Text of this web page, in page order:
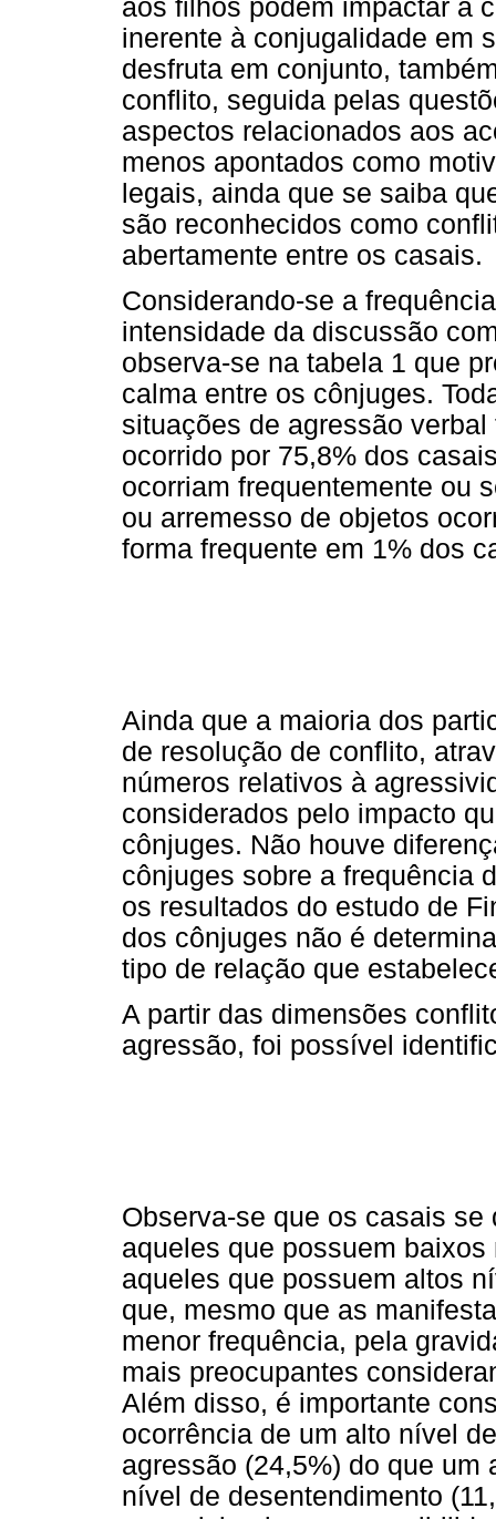
aos filhos podem impactar a
inerente à conjugalidade em
desfruta em conjunto,
conflito, seguida pelas
aspectos relacionados aos
menos apontados como
legais, ainda que se saiba
são reconhecidos como
abertamente entre os casais.
Considerando-se a
intensidade da discussão
observa-se na tabela 1 que
calma entre os cônjuges.
situações de agressão
ocorrido por 75,8% dos
ocorriam frequentemente ou
ou arremesso de objetos
forma frequente em 1% dos
Ainda que a maioria dos
de resolução de conflito,
números relativos à
considerados pelo impacto
cônjuges. Não houve
cônjuges sobre a frequência
os resultados do estudo de
dos cônjuges não é
tipo de relação que
A partir das dimensões
agressão, foi possível
Observa-se que os casais
aqueles que possuem
aqueles que possuem altos
que, mesmo que as
menor frequência, pela
mais preocupantes
Além disso, é importante
ocorrência de um alto nível
agressão (24,5%) do que
nível de desentendimento